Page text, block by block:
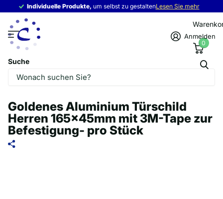
Individuelle Produkte, um selbst zu gestaltenLesen Sie mehr
Individuelle Produkte,
Suche
Anmelden
0
Goldenes Aluminium Türschild
Herren 165x45mm mit 3M-Tape zur
Befestigung- pro Stück